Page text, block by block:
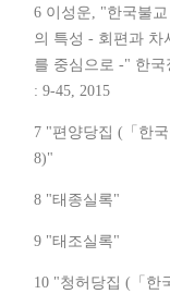
6 이성운, "한국불
의 특성 - 회편과 차
를 중심으로 -" 한국
: 9-45, 2015
7 "편양당집 (「한국
8)"
8 "태종실록"
9 "태조실록"
10 "청허당집 (「한